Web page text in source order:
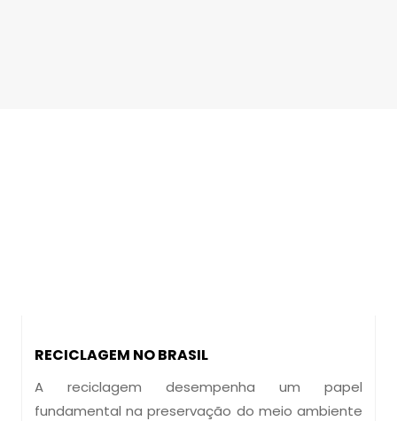
RECICLAGEM NO BRASIL
A reciclagem desempenha um papel
fundamental na preservação do meio ambiente